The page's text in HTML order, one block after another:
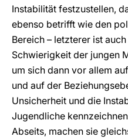
Instabilität festzustellen,
ebenso betrifft wie den
Bereich – letzterer ist
Schwierigkeit der jungen
um sich dann vor allem
und auf der
Unsicherheit und die
Jugendliche
Abseits, machen sie